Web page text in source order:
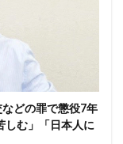
どの罪で懲役7年
しむ」「日本人に